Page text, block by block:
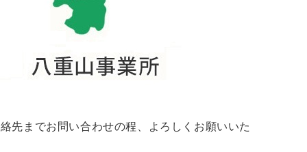
先までお問い合わせの程、よろしくお願いいた